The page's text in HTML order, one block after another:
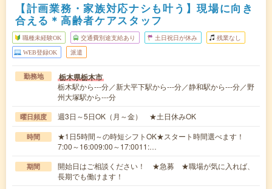
【計画業務・家族対応ナシも叶う】現場に向き
合える＊高齢者ケアスタッフ
職種未経験OK 交通費別途支給あり 土日祝日が休み 残業なし
WEB登録OK 派遣
勤務地 栃木県栃木市
栃木駅から---分／新大平下駅から---分／静和駅から---分／野
州大塚駅から---分
曜日頻度 週3日～5日OK（月～金） ★土日休みOK
時間
★1日5時間～の時短シフトOK★スタート時間選べます！
7:00～16:009:00～17:0011:…
期間
開始日はご相談ください！ ★急募 ★職場が気に入れば、
長期でも働けます！